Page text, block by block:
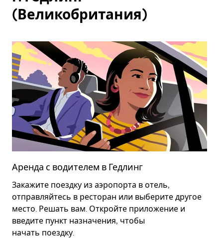
(Великобритания)
Аренда с водителем в Гедлинг
Закажите поездку из аэропорта в отель,
отправляйтесь в ресторан или выберите другое
место. Решать вам. Откройте приложение и
введите пункт назначения, чтобы
начать поездку.